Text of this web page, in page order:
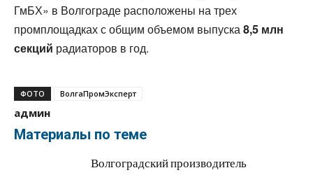
ГмБХ» в Волгограде расположены на трех
промплощадках с общим объемом выпуска8,5 млн
секций радиаторов в год.
ФОТО ВолгаПромЭксперт
админ
Материалы по теме
Волгоградский производитель